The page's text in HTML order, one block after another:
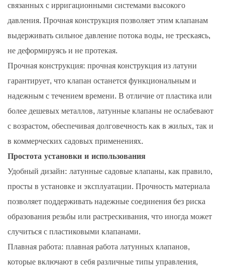
связанных с ирригационными системами высокого
давления. Прочная конструкция позволяет этим клапанам
выдерживать сильное давление потока воды, не трескаясь,
не деформируясь и не протекая.
Прочная конструкция: прочная конструкция из латуни
гарантирует, что клапан останется функциональным и
надежным с течением времени. В отличие от пластика или
более дешевых металлов, латунные клапаны не ослабевают
с возрастом, обеспечивая долговечность как в жилых, так и
в коммерческих садовых применениях.
Простота установки и использования
Удобный дизайн: латунные садовые клапаны, как правило,
просты в установке и эксплуатации. Прочность материала
позволяет поддерживать надежные соединения без риска
образования резьбы или растрескивания, что иногда может
случиться с пластиковыми клапанами.
Плавная работа: плавная работа латунных клапанов,
которые включают в себя различные типы управления,